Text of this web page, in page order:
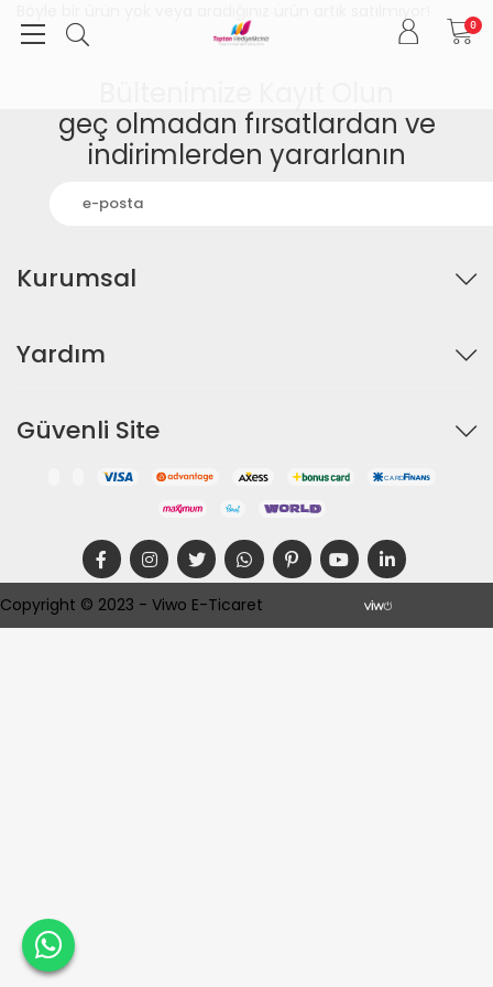
0
geç olmadan fırsatlardan ve
indirimlerden yararlanın
Kurumsal
Yardım
Güvenli Site
Copyright © 2023 - Viwo E-Ticaret